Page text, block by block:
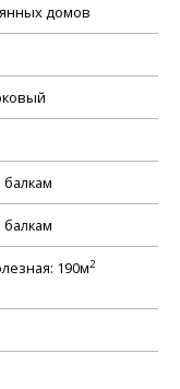
домов
190м2
в нашем
комплекта КР
материалов
элементов
есть)